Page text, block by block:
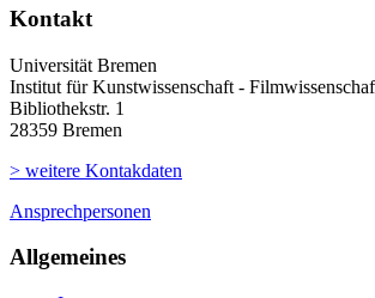
Kontakt
Universität Bremen
Institut für Kunstwissenschaft -
Bibliothekstr. 1
28359 Bremen
> weitere Kontakdaten
Ansprechpersonen
Allgemeines